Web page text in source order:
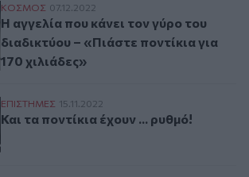
Η αγγελία που κάνει τον γύρο του
ΚΟΣΜΟΣ 07.12.2022
Η αγγελία που κάνει τον γύρο του
διαδικτύου – «Πιάστε ποντίκια για
170 χιλιάδες»
Και τα ποντίκια έχουν ... ρυθμό!
ΕΠΙΣΤΗΜΕΣ 15.11.2022
Και τα ποντίκια έχουν ... ρυθμό!